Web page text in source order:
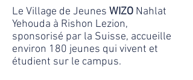
Le Village de Jeunes WIZO Nahlat
Yehouda à Rishon Lezion,
sponsorisé par la Suisse, accueille
environ 180 jeunes qui vivent et
étudient sur le campus.